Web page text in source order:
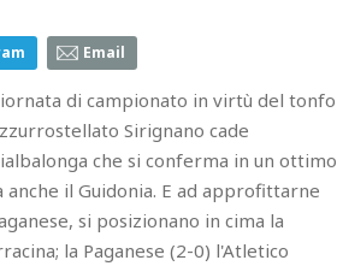
Email
di campionato in virtù del tonfo
Sirignano cade
che si conferma in un ottimo
il Guidonia. E ad approfittarne
si posizionano in cima la
la Paganese (2-0) l'Atletico